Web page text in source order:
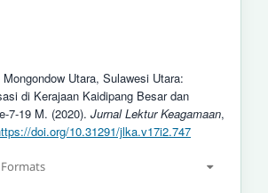
Utara, Sulawesi Utara:
di Kerajaan Kaidipang Besar dan
7-19 M. (2020). Jurnal Lektur Keagamaan,
doi.org/10.31291/jlka.v17i2.747